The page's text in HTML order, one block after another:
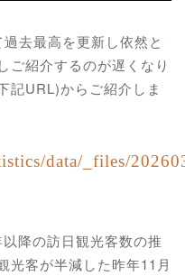
去最高を更新し依然と
ご紹介するのが遅くなり
記URL)からご紹介しま
data/_files/
降の訪日観光客数の推
光客が半減した昨年11月